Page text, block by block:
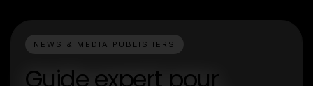
NEWS & MEDIA PUBLISHERS
Guide expert pour